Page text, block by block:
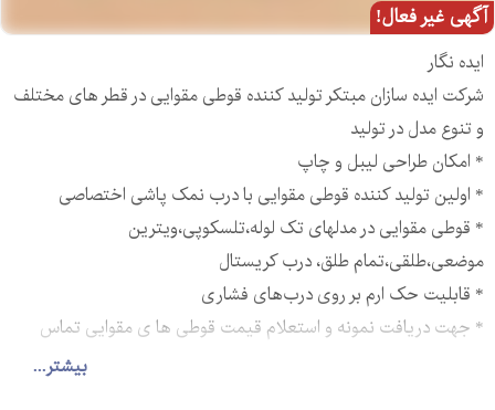
آگهی غیر فعال!
بیشتر...
ایده نگار
شرکت ایده سازان مبتکر تولید کننده قوطی مقوایی در قطر های مختلف
و تنوع مدل در توليد
* امکان طراحی لیبل و چاپ
* اولین تولید کننده قوطی مقوایی با درب نمک پاشی اختصاصی
* قوطی مقوایی در مدلهای تک لوله،تلسکوپی،ویترین
موضعی،طلقی،تمام طلق، درب كريستال
* قابلیت حک ارم بر روی درب‌های فشاری
* جهت دریافت نمونه و استعلام قیمت قوطی ها ی مقوایی تماس